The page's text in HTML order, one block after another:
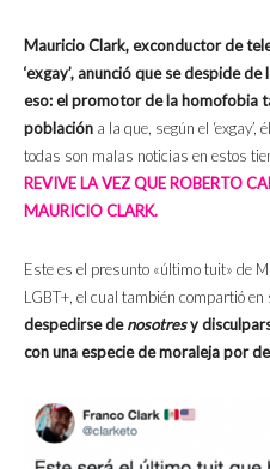
Mauricio Clark, exconductor de
‘exgay’, anunció que se despide
eso: el promotor de la homofobia
población a la que, según el
todas son malas noticias en estos
REVIVE LA VEZ QUE ROBERTO
MAURICIO CLARK.
Este es el presunto «último tuit» de
LGBT+, el cual también compartió
despedirse denosotresy
con una especie de moraleja por